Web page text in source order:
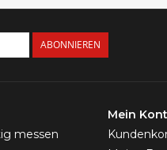
ABONNIEREN
messen
Mein